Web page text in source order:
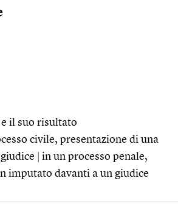
il suo risultato
civile, presentazione di una
in un processo penale,
imputato davanti a un giudice